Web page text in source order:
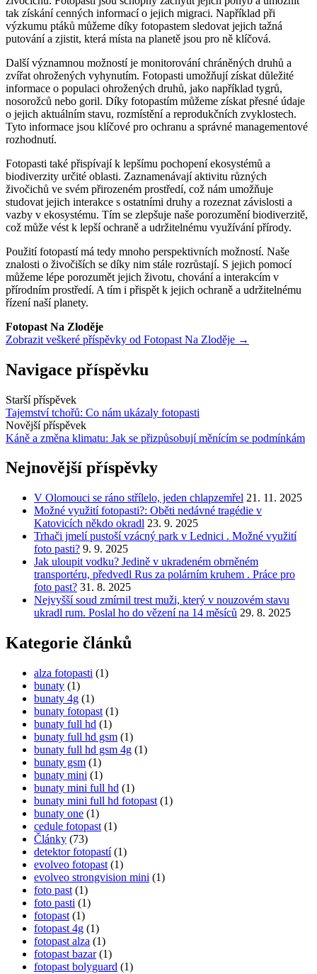
tak získání cenných informací o jejich migraci. Například při
výzkumu ptáků můžeme díky fotopastem sledovat jejich tažná
putování a zjistit, která místa na planetě jsou pro ně klíčová.
Další významnou možností je monitorování chráněných druhů a
zvířat ohrožených vyhynutím. Fotopasti umožňují získat důležité
informace o populaci ohrožených druhů, jako například tygrů,
nosorožců nebo goril. Díky fotopastím můžeme získat přesné údaje
o jejich aktuálním stavu, rozmístění a reprodukčních zvyklostech.
Tyto informace jsou klíčové pro ochranu a správné managementové
rozhodnutí.
Fotopasti také přispívají k lepšímu pochopení ekosystémů a
biodiverzity určité oblasti. Zaznamenávají aktivitu různých
živočichů ve svém přirozeném prostředí, což nám umožňuje
studovat jejich interakce s ostatními druhy a rozeznat závislosti a
vazby v ekosystému. Tím se zlepšuje naše porozumění biodiverzitě,
což může vést k lepší ochraně a udržitelnému využívání přírody.
Použití fotopastí má tedy mnoho perspektivních možností. Naše
znalosti o živočiších se díky nim stále rozrůstají. S jejich pomocí
můžeme lépe porozumět jejich životu, chování a interakcím v
přírodním prostředí. A tím i přispět k jejich ochraně a udržitelnému
řízení naší planety.
Fotopast Na Zloděje
Zobrazit veškeré příspěvky od Fotopast Na Zloděje →
Navigace příspěvku
Starší příspěvek
Tajemství tchořů: Co nám ukázaly fotopasti
Novější příspěvek
Káně a změna klimatu: Jak se přizpůsobují měnícím se podmínkám
Nejnovější příspěvky
V Olomouci se ráno střílelo, jeden chlapzemřel 21. 11. 2025
Možné využití fotopasti?: Oběti nedávné tragédie v
Katovicích někdo okradl 23. 9. 2025
Trhači jmelí pustoší vzácný park v Lednici . Možné využití
foto pasti? 9. 9. 2025
Jak uloupit vodku? Jedině v ukradeném obrněném
transportéru, předvedl Rus za polárním kruhem . Práce pro
foto past? 31. 8. 2025
Nejvyšší soud zmírnil trest muži, který v nouzovém stavu
ukradl rum. Poslal ho do vězení na 14 měsíců 29. 8. 2025
Kategorie článků
alza fotopasti (1)
bunaty (1)
bunaty 4g (1)
bunaty fotopast (1)
bunaty full hd (1)
bunaty full hd gsm (1)
bunaty full hd gsm 4g (1)
bunaty gsm (1)
bunaty mini (1)
bunaty mini full hd (1)
bunaty mini full hd fotopast (1)
bunaty one (1)
cedule fotopast (1)
Články (73)
detektor fotopastí(1)
evolveo fotopast (1)
evolveo strongvision mini (1)
foto past (1)
foto pasti (1)
fotopast (1)
fotopast 4g (1)
fotopast alza (1)
fotopast bazar(1)
fotopast bolyguard (1)